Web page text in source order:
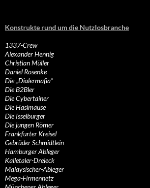
Konstrukte rund um die Nutzlosbranche
1337-Crew
Alexander Hennig
Christian Müller
Daniel Rosenke
Die „Dialermafia“
Die B2Bler
Die Cybertainer
Die Hasimäuse
Die Isselburger
Die jungen Römer
Frankfurter Kreisel
Gebrüder Schmidtlein
Hamburger Ableger
Kalletaler-Dreieck
Malaysischer-Ableger
Mega-Firmennetz